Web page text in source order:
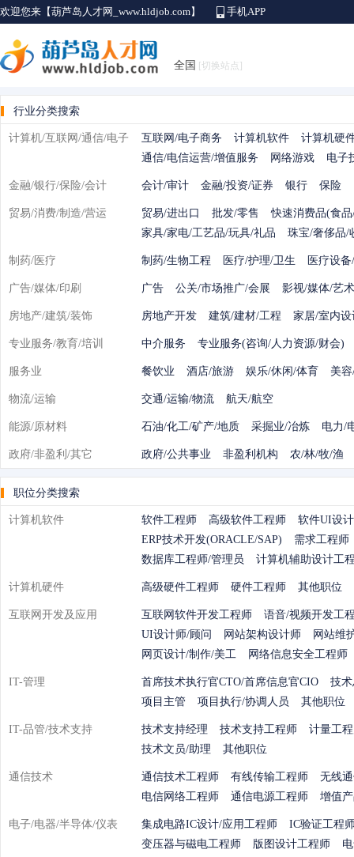
欢迎您来【葫芦岛人才网_www.hldjob.com】 手机APP
全国 [切换站点]
行业分类搜索
计算机/互联网/通信/电子 互联网/电子商务 计算机软件
计算机硬
通信/电信运营/增值服务
网络游戏 电子
金融/银行/保险/会计 会计/审计 金融/投资/证券 银行 保险
贸易/消费/制造/营运 贸易/进出口 批发/零售
快速消费品(食
家具/家电/工艺品/玩具/礼品
珠宝/奢侈品/
制药/医疗 制药/生物工程 医疗/护理/卫生 医疗设
广告/媒体/印刷 广告 公关/市场推广/会展 影视/媒体/艺
房地产/建筑/装饰 房地产开发 建筑/建材/工程 家居/室内
专业服务/教育/培训 中介服务 专业服务(咨询/人力资源/财会)
服务业 餐饮业 酒店/旅游 娱乐/休闲/体育 美
物流/运输 交通/运输/物流 航天/航空
能源/原材料 石油/化工/矿产/地质 采掘业/冶炼 电力/
政府/非盈利/其它 政府/公共事业 非盈利机构 农/林/牧/渔
职位分类搜索
计算机软件 软件工程师 高级软件工程师
软件UI设
ERP技术开发(ORACLE/SAP)
需求工程师
数据库工程师/管理员
计算机辅助设计工
计算机硬件 高级硬件工程师 硬件工程师 其他职位
互联网开发及应用 互联网软件开发工程师
语音/视频开发工
UI设计师/顾问
网站架构设计师
网站维
网页设计/制作/美工
网络信息安全工程师
IT-管理 首席技术执行官CTO/首席信息官CIO
技
项目主管
项目执行/协调人员 其他职位
IT-品管/技术支持 技术支持经理 技术支持工程师
计量工
技术文员/助理
其他职位
通信技术 通信技术工程师 有线传输工程师
无线
电信网络工程师
通信电源工程师 增值
电子/电器/半导体/仪表 集成电路IC设计/应用工程师
IC验证工程
变压器与磁电工程师
版图设计工程师